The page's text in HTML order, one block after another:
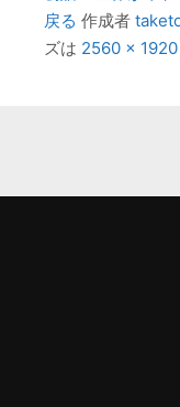
戻る 作成者
ズは 2560 × 1920